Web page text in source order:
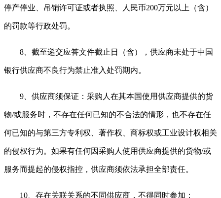
停产停业、吊销许可证或者执照、人民币200万元以上（含）
的罚款等行政处罚。
8、截至递交应答文件截止日（含），供应商未处于中国
银行供应商不良行为禁止准入处罚期内。
9、供应商须保证：采购人在其本国使用供应商提供的货
物/或服务时，不存在任何已知的不合法的情形，也不存在任
何已知的与第三方专利权、著作权、商标权或工业设计权相关
的侵权行为。如果有任何因采购人使用供应商提供的货物/或
服务而提起的侵权指控，供应商须依法承担全部责任。
10、存在关联关系的不同供应商，不得同时参加：